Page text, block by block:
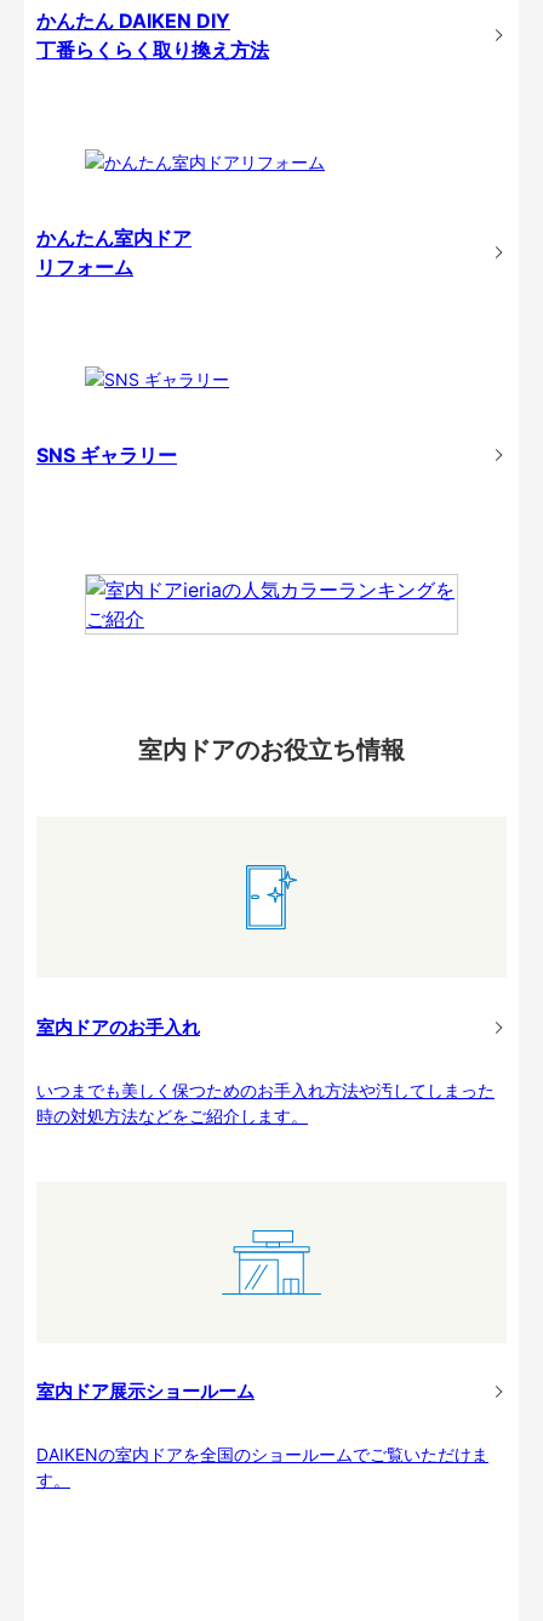
かんたん DAIKEN DIY
丁番らくらく取り換え方法
かんたん室内ドア
リフォーム
SNS ギャラリー
室内ドアのお役立ち情報
室内ドアのお手入れ
いつまでも美しく保つためのお手入れ方法や汚してしまった
時の対処方法などをご紹介します。
室内ドア展示ショールーム
DAIKENの室内ドアを全国のショールームでご覧いただけま
す。